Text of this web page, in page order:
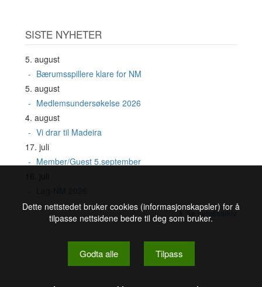
SISTE NYHETER
5. august
Bærumsspillere klare for NM
5. august
Medlemsundersøkelse 2026
4. august
Vi drar til Madeira
17. juli
Member/Guest 5.september
Se nyhetsarkiv
Dette nettstedet bruker cookies (informasjonskapsler) for å
tilpasse nettsidene bedre til deg som bruker.
Godta alle Tilpass